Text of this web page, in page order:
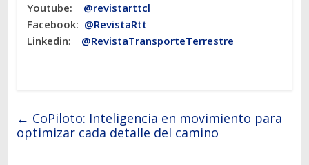
Youtube: @revistarttcl
Facebook: @RevistaRtt
Linkedin: @RevistaTransporteTerrestre
← CoPiloto: Inteligencia en movimiento para
optimizar cada detalle del camino